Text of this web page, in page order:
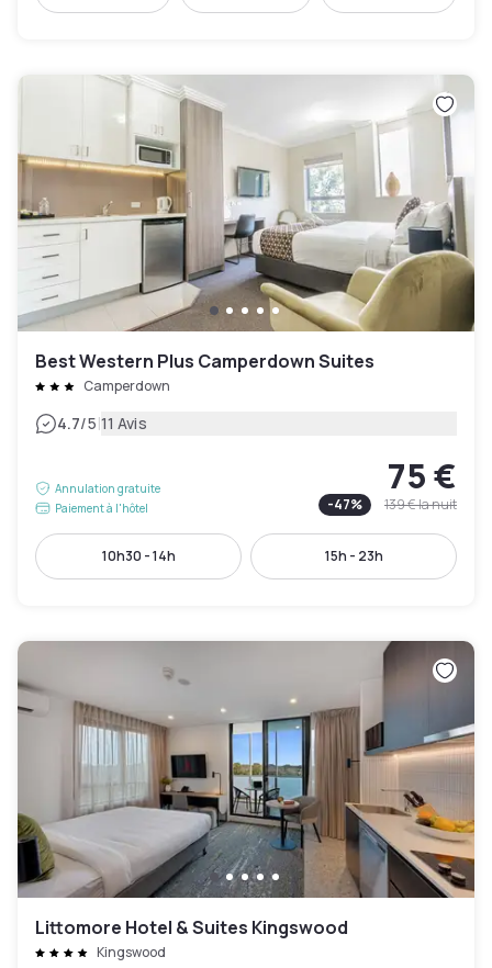
Best Western Plus Camperdown Suites
Camperdown
4.7/5|11 Avis
Annulation gratuite
Paiement à l'hôtel
75 €
-47% 139 €la nuit
10h30 - 14h 15h - 23h
Littomore Hotel & Suites Kingswood
Kingswood